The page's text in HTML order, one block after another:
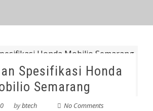
Spesifikasi Honda
Semarang
bybtech No Comments